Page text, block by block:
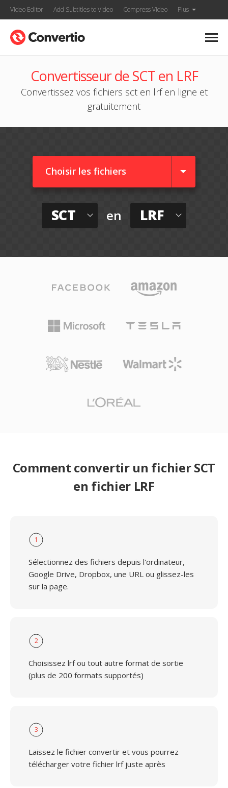
Video Editor Add Subtitles to Video Compress Video Plus
Convertisseur de SCT en LRF
Convertissez vos fichiers sct en lrf en ligne et
gratuitement
Choisir les fichiers
SCT en LRF
Comment convertir un fichier SCT
en fichier LRF
1
Sélectionnez des fichiers depuis l'ordinateur,
Google Drive, Dropbox, une URL ou glissez-les
sur la page.
2
Choisissez lrf ou tout autre format de sortie
(plus de 200 formats supportés)
3
Laissez le fichier convertir et vous pourrez
télécharger votre fichier lrf juste après